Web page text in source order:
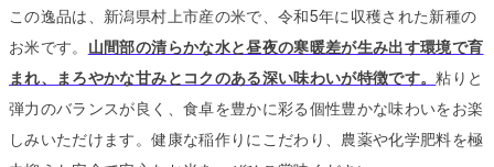
この逸品は、新潟県村上市産の米で、令和5年に収穫された新種の
お米です。 山間部の清らかな水と昼夜の寒暖差が生み出す環境で育
まれ、まろやかな甘みとコクのある深い味わいが特徴です。粘りと
弾力のバランスが良く、食卓を豊かに彩る個性豊かな味わいをお楽
しみいただけます。健康な稲作りにこだわり、農薬や化学肥料を極